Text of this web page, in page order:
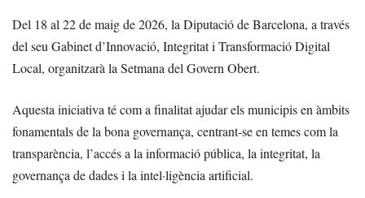
Del 18 al 22 de maig de 2026, la Diputació de Barcelona, a través
del seu Gabinet d’Innovació, Integritat i Transformació Digital
Local, organitzarà la Setmana del Govern Obert.
Aquesta iniciativa té com a finalitat ajudar els municipis en àmbits
fonamentals de la bona governança, centrant-se en temes com la
transparència, l’accés a la informació pública, la integritat, la
governança de dades i la intel·ligència artificial.